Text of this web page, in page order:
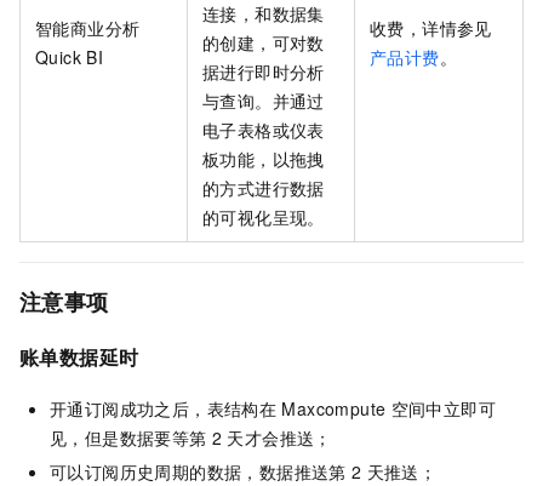
智能商业分析
Quick BI
连接，和数据集
的创建，可对数
据进行即时分析
与查询。并通过
电子表格或仪表
板功能，以拖拽
的方式进行数据
的可视化呈现。
收费，详情参见
产品计费。
注意事项
账单数据延时
开通订阅成功之后，表结构在 Maxcompute 空间中立即可
见，但是数据要等第 2 天才会推送；
可以订阅历史周期的数据，数据推送第 2 天推送；